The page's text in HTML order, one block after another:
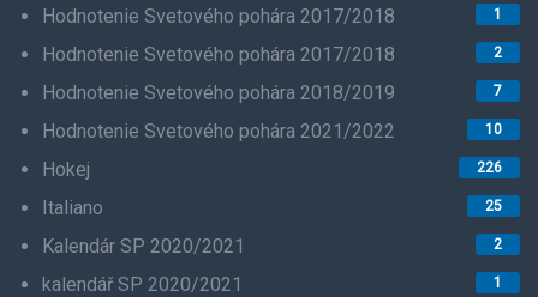
Hodnotenie Svetového pohára 2017/2018 1
Hodnotenie Svetového pohára 2017/2018 2
Hodnotenie Svetového pohára 2018/2019 7
Hodnotenie Svetového pohára 2021/2022 10
Hokej 226
Italiano 25
Kalendár SP 2020/2021 2
kalendář SP 2020/2021 1